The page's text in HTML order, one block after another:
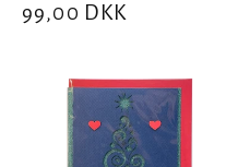
Normalpris
99,00 DKK